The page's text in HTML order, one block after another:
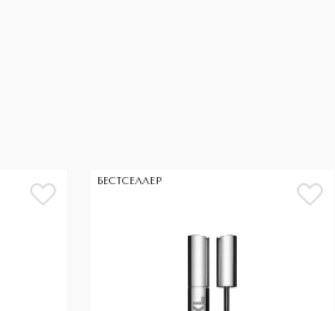
БЕСТСЕЛЛЕР